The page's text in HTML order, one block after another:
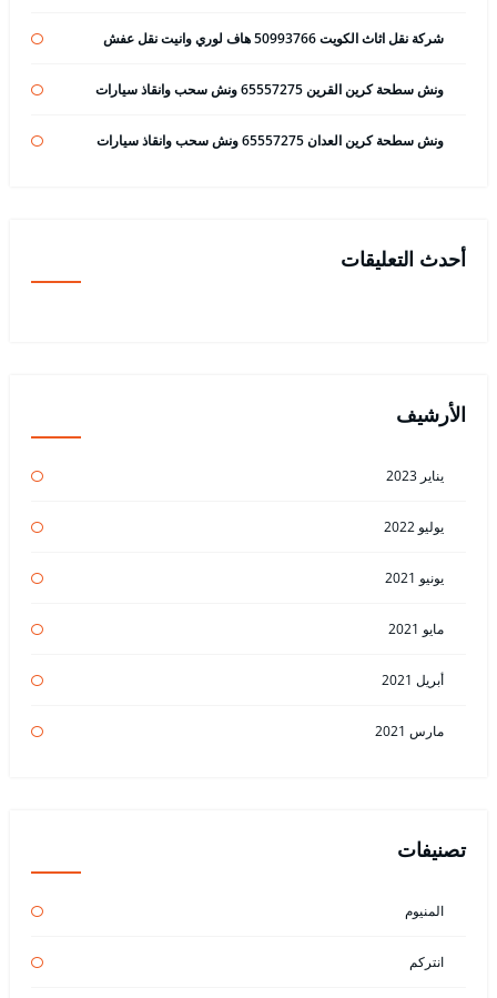
شركة نقل اثاث الكويت 50993766 هاف لوري وانيت نقل عفش
ونش سطحة كرين القرين 65557275 ونش سحب وانقاذ سيارات
ونش سطحة كرين العدان 65557275 ونش سحب وانقاذ سيارات
أحدث التعليقات
الأرشيف
يناير 2023
يوليو 2022
يونيو 2021
مايو 2021
أبريل 2021
مارس 2021
تصنيفات
المنيوم
انتركم